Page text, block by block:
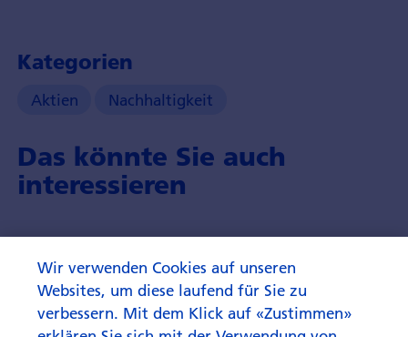
Kategorien
Aktien Nachhaltigkeit
Das könnte Sie auch
interessieren
Wir verwenden Cookies auf unseren
Websites, um diese laufend für Sie zu
verbessern. Mit dem Klick auf «Zustimmen»